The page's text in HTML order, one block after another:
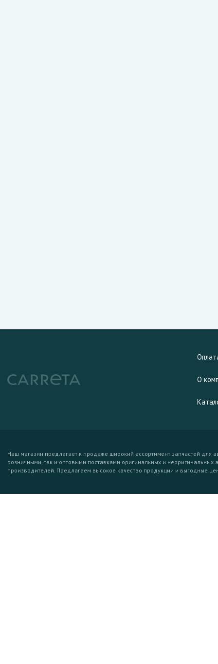
О
Наш магазин предлагает к продаже широкий ассортимент запчастей для
розничными, так и оптовыми поставками оригинальных и неоригинальных
производителей. Предлагаем высокое качество продукции и выгодные